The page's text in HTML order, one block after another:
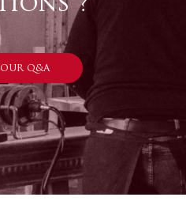
?
Q&A